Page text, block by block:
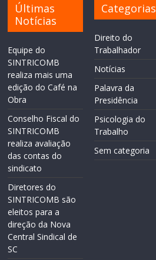
Últimas
Notícias
Equipe do
SINTRICOMB
realiza mais uma
edição do Café na
Obra
Conselho Fiscal do
SINTRICOMB
realiza avaliação
das contas do
sindicato
Diretores do
SINTRICOMB são
eleitos para a
direção da Nova
Central Sindical de
SC
Categorias
Direito do
Trabalhador
Notícias
Palavra da
Presidência
Psicologia do
Trabalho
Sem categoria